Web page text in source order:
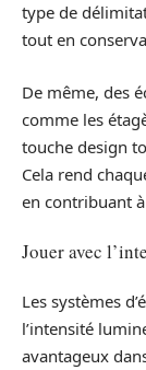
type de
tout en
De même, des
comme les
touche design
Cela rend
en contribuant
Jouer avec
Les systèmes
l’intensité
avantageux